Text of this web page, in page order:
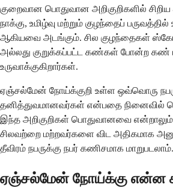
குறைவான பொதுவான அறிகுறிகளில்
நாக்கு, உமிழ்வு மற்றும் குழந்தைப்
ஆகியவை அடங்கும். சில குழந்தைகள்
அல்லது குறுக்கப்பட்ட கண்கள் போன்ற கண்
உருவாக்குகிறார்கள்.
ஏஞ்சல்மேன் நோய்க்குறி உள்ள ஒவ்வொரு
தனித்துவமானவர்கள் என்பதை நினைவில்
இந்த அறிகுறிகள் பொதுவானவை
சிலவற்றை மற்றவர்களை விட அதிகமாக
தீவிரம் நபருக்கு நபர் கணிசமாக மாறுபடலாம்.
ஏஞ்சல்மேன் நோய்க்கு என்ன